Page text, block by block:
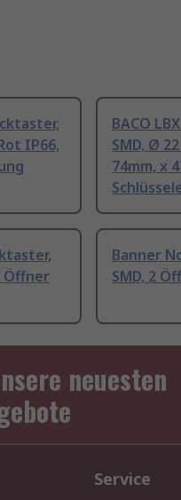
IP66,
BACO
SMD, Ø
74mm, x
Öffner
Banner
SMD, 2
neuesten
Service